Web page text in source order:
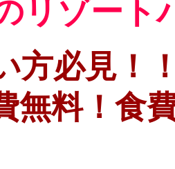
リゾート
方必見！
無料！食